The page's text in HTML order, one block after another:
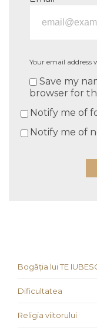
Your email address
Save my
browser for
Notify me of
Notify me of
Bogăția lui TE
Dificultatea
Religia viitorului